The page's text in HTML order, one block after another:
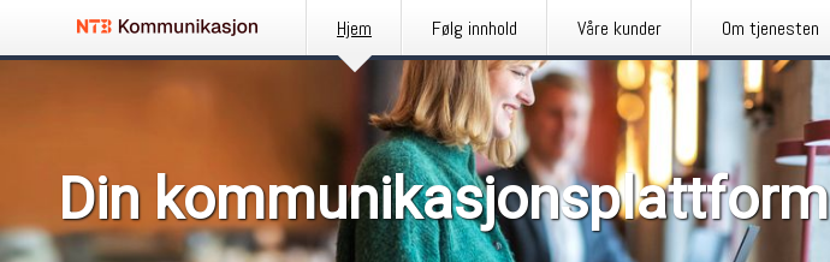
Hjem Følg innhold Våre kunder Om tjenesten
Din kommunikasjonsplattform